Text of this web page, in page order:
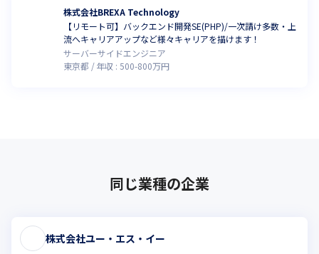
株式会社BREXA Technology
【リモート可】バックエンド開発SE(PHP)/一次請け多数・上
流へキャリアアップなど様々キャリアを描けます！
サーバーサイドエンジニア
東京都
年収 :500-800万円
同じ業種の企業
株式会社ユー・エス・イー